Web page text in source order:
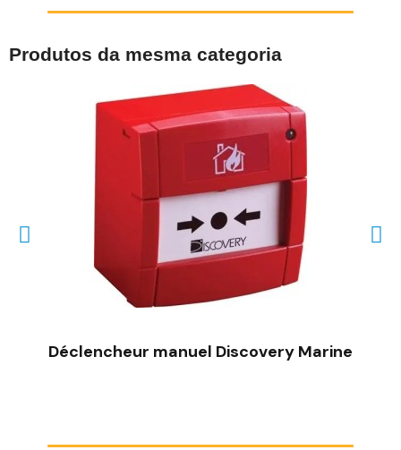
Produtos da mesma categoria
VISÃO RÁPIDA
Déclencheur manuel Discovery Marine